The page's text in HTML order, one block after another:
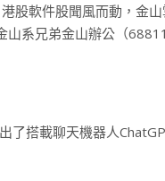
股軟件股聞風而動，金
山系兄弟金山辦公（
了搭載聊天機器人